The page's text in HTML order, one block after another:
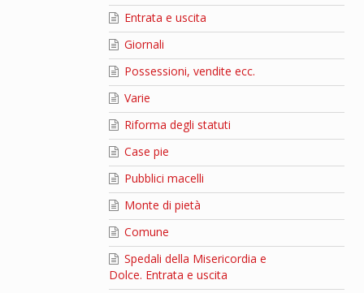
Entrata e uscita
Giornali
Possessioni, vendite ecc.
Varie
Riforma degli statuti
Case pie
Pubblici macelli
Monte di pietà
Comune
Spedali della Misericordia e
Dolce. Entrata e uscita